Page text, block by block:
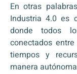
En otras
Industria 4.0 es
donde todos
conectados
tiempos y
manera